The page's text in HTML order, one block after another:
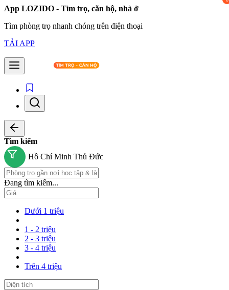
App LOZIDO - Tìm trọ, căn hộ, nhà ở
Tìm phòng trọ nhanh chóng trên điện thoại
TẢI APP
Tìm kiếm
Hồ Chí Minh Thủ Đức
Đang tìm kiếm...
Dưới 1 triệu
1 - 2 triệu
2 - 3 triệu
3 - 4 triệu
Trên 4 triệu